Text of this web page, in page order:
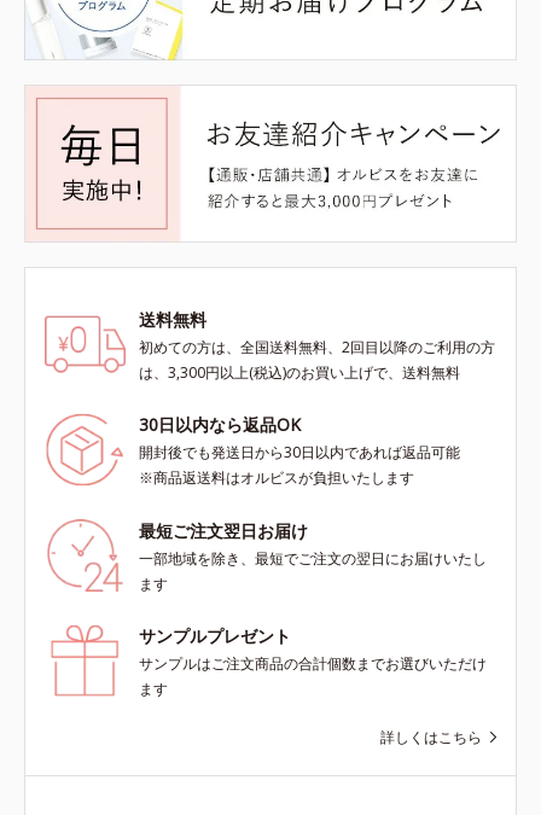
送料無料
初めての方は、全国送料無料、2回目以降のご利用の方
は、3,300円以上(税込)のお買い上げで、送料無料
30日以内なら返品OK
開封後でも発送日から30日以内であれば返品可能
※商品返送料はオルビスが負担いたします
最短ご注文翌日お届け
一部地域を除き、最短でご注文の翌日にお届けいたし
ます
サンプルプレゼント
サンプルはご注文商品の合計個数までお選びいただけ
ます
詳しくはこちら